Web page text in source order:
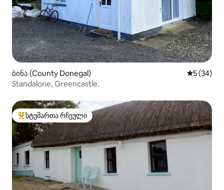
ბინა (County Donegal) საშუალო
5 (34)
Standalone, Greencastle.
სტუმართა რჩეული მოწინავე ვარიანტი
სტუმართა რჩეული